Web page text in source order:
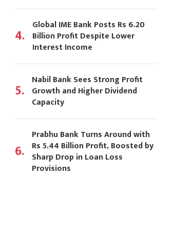
4.
Global IME Bank Posts Rs 6.20
Billion Profit Despite Lower
Interest Income
5.
Nabil Bank Sees Strong Profit
Growth and Higher Dividend
Capacity
6.
Prabhu Bank Turns Around with
Rs 5.44 Billion Profit, Boosted by
Sharp Drop in Loan Loss
Provisions